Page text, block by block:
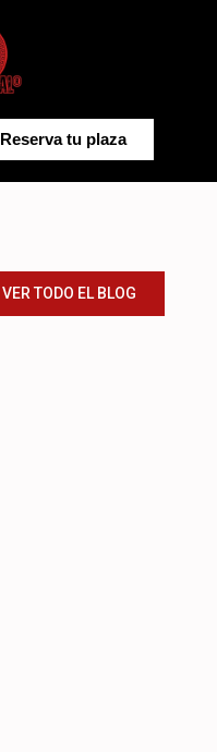
Reserva tu plaza
VER TODO EL BLOG